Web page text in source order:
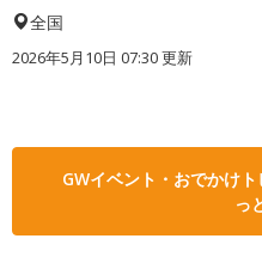
全国
2026年5月10日 07:30 更新
GWイベント・おでかけ
っ